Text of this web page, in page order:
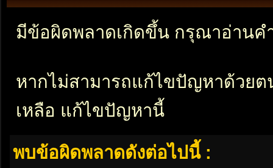
มีข้อผิดพลาดเกิดขึ้น กรุณาอ่านค
หากไม่สามารถแก้ไขปัญหาด้วย
เหลือ แก้ไขปัญหานี้
พบข้อผิดพลาดดังต่อไปนี้ :